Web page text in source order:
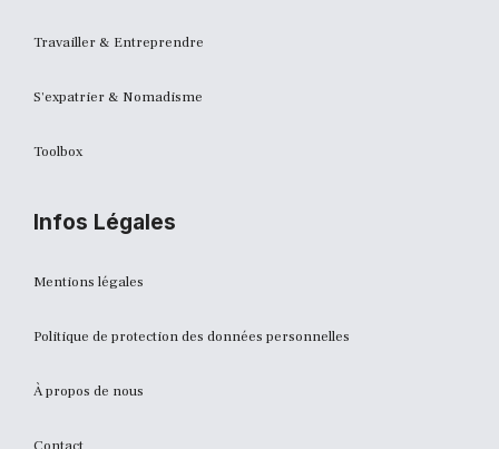
Travailler & Entreprendre
S'expatrier & Nomadisme
Toolbox
Infos Légales
Mentions légales
Politique de protection des données personnelles
À propos de nous